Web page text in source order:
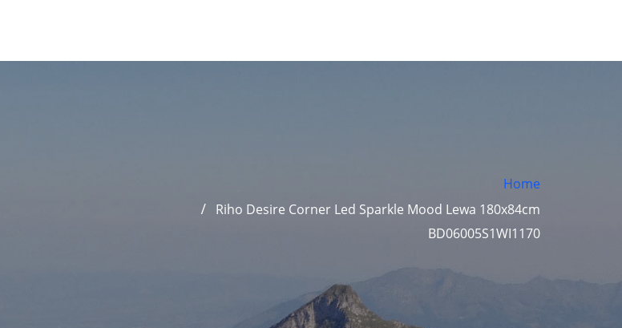
Home
Riho Desire Corner Led Sparkle Mood Lewa 180x84cm
BD06005S1WI1170